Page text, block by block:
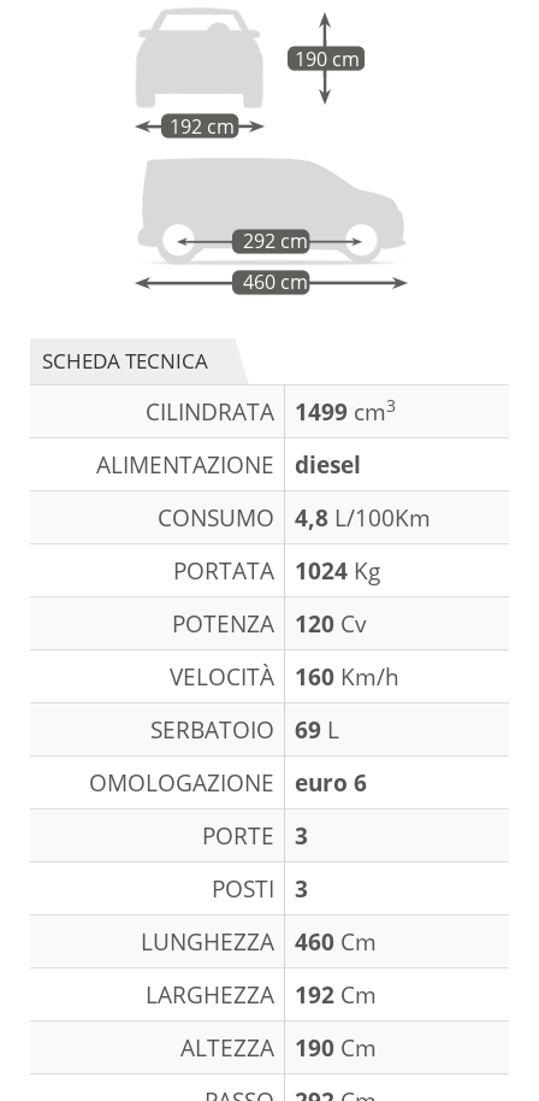
192 cm
190 cm
460 cm
292 cm
SCHEDA TECNICA
CILINDRATA 1499 cm3
ALIMENTAZIONE
diesel
CONSUMO
4,8 L/100Km
PORTATA
1024 Kg
POTENZA
120 Cv
VELOCITÀ
160 Km/h
SERBATOIO
69 L
OMOLOGAZIONE
euro 6
PORTE
3
POSTI
3
LUNGHEZZA
460 Cm
LARGHEZZA
192 Cm
ALTEZZA
190 Cm